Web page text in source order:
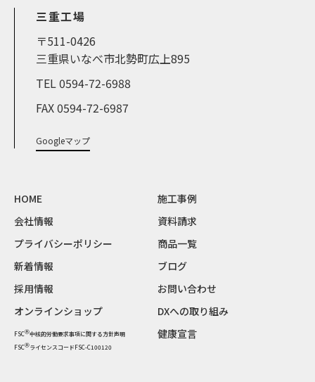
三重工場
〒511-0426
三重県いなべ市北勢町広上895
TEL 0594-72-6988
FAX 0594-72-6987
Googleマップ
HOME
施工事例
会社情報
資料請求
プライバシーポリシー
商品一覧
新着情報
ブログ
採用情報
お問い合わせ
オンラインショップ
DXへの取り組み
FSCⓇ中核的労働要求事項に関する方針声明
FSCⓇライセンスコードFSC-C100120
健康宣言